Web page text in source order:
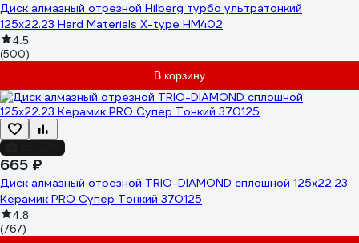
Диск алмазный отрезной Hilberg турбо ультратонкий
125x22.23 Hard Materials X-type HM402
4.5
(500)
В корзину
665 ₽
Диск алмазный отрезной TRIO-DIAMOND сплошной 125x22.23
Керамик PRO Супер Тонкий 370125
4.8
(767)